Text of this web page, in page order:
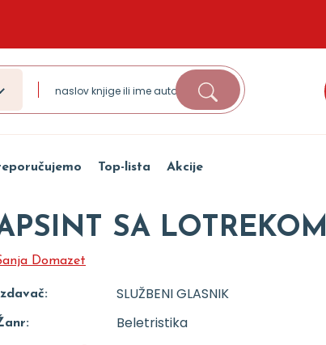
Top-lista Akcije
SA LOTREKOM
Domazet
Izdavač: SLUŽBENI GLASNIK
Beletristika